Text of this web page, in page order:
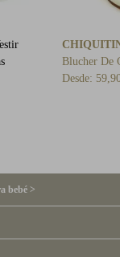
Blucher De
Desde:
bebé >